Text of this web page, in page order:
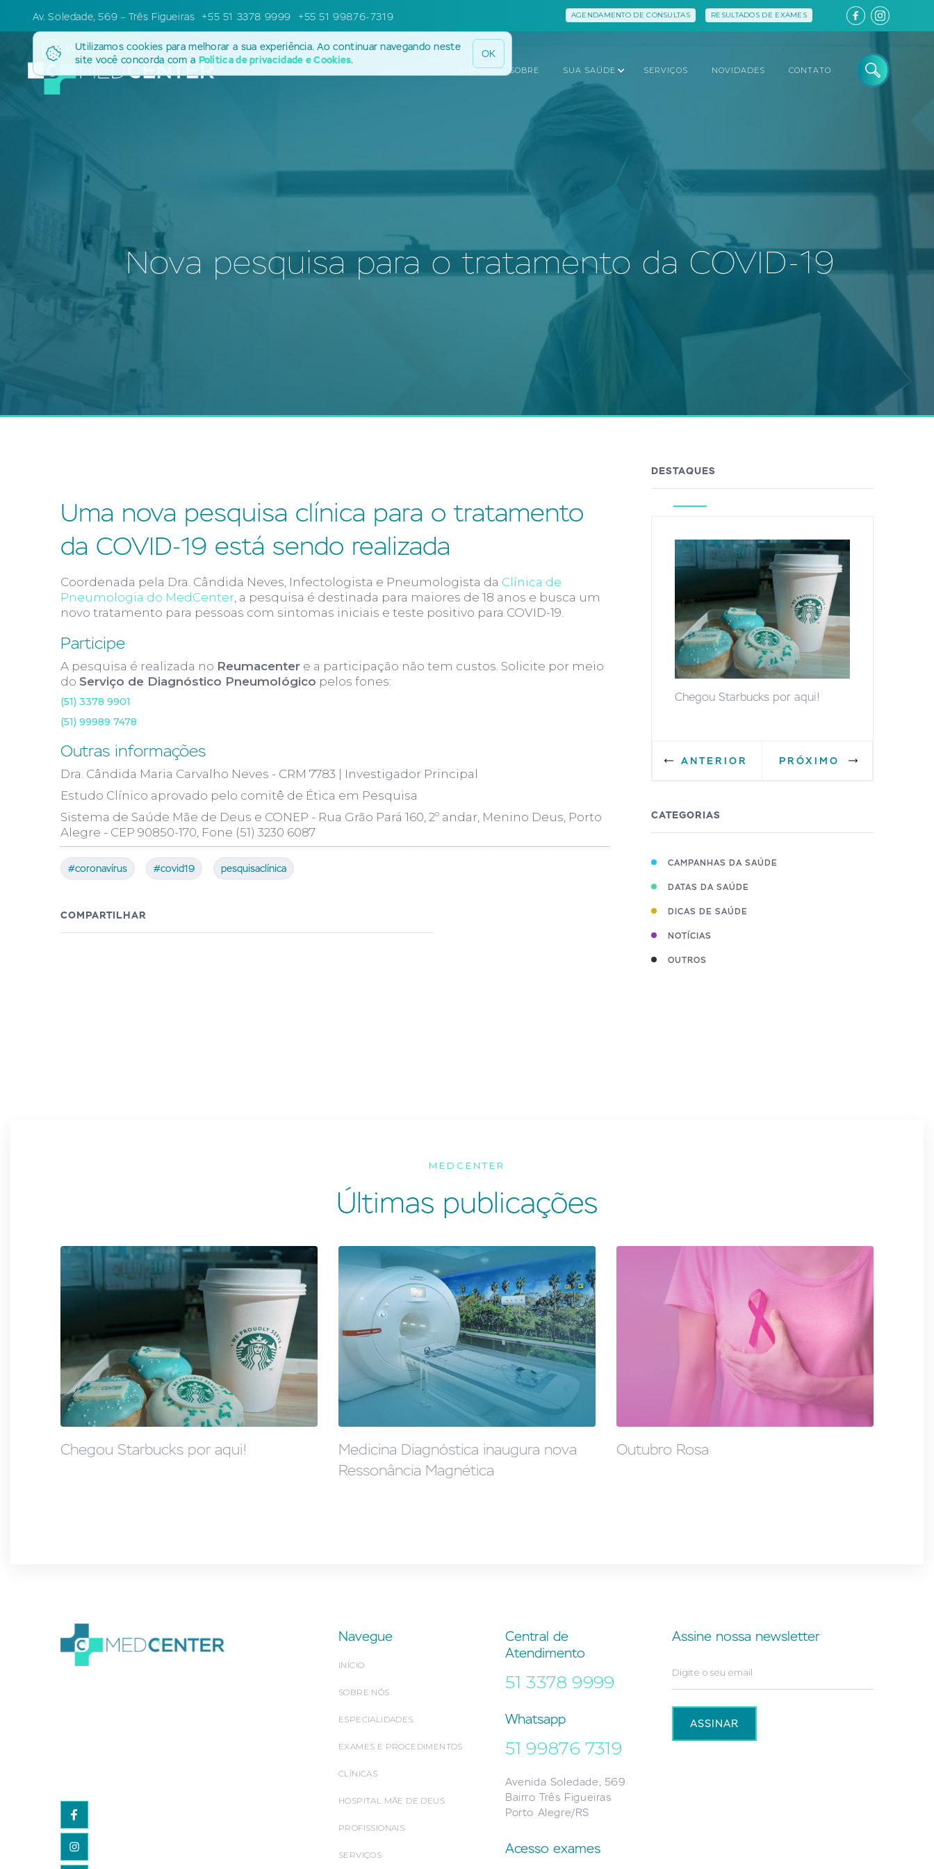
Av. Soledade, 569 – Três Figueiras +55 51 3378 9999 +55 51 99876-7319 RESULTADOS DE EXAMES
AGENDAMENTO DE CONSULTAS
WHATSAPP
Utilizamos cookies para melhorar a sua experiência. Ao continuar navegando neste
site você concorda com a Política de privacidade e Cookies. OK
INÍCIO SOBRE SUA SAÚDE SERVIÇOS NOVIDADES CONTATO
Nova pesquisa para o tratamento da COVID-19
Uma nova pesquisa clínica para o tratamento
da COVID-19 está sendo realizada
Coordenada pela Dra. Cândida Neves, Infectologista e Pneumologista da Clínica de
Pneumologia do MedCenter, a pesquisa é destinada para maiores de 18 anos e busca um
novo tratamento para pessoas com sintomas iniciais e teste positivo para COVID-19.
Participe
A pesquisa é realizada no Reumacenter e a participação não tem custos. Solicite por meio
do Serviço de Diagnóstico Pneumológico pelos fones:
(51) 3378 9901
(51) 99989 7478
Outras informações
Dra. Cândida Maria Carvalho Neves - CRM 7783 | Investigador Principal
Estudo Clínico aprovado pelo comitê de Ética em Pesquisa
Sistema de Saúde Mãe de Deus e CONEP - Rua Grão Pará 160, 2º andar, Menino Deus, Porto
Alegre - CEP 90850-170, Fone (51) 3230 6087
#coronavírus #covid19 pesquisaclínica
COMPARTILHAR
DESTAQUES
Chegou Starbucks por aqui!
ANTERIOR PRÓXIMO
CATEGORIAS
CAMPANHAS DA SAÚDE
DATAS DA SAÚDE
DICAS DE SAÚDE
NOTÍCIAS
OUTROS
MEDCENTER
Últimas publicações
Chegou Starbucks por aqui!
Medicina Diagnóstica inaugura nova
Ressonância Magnética
Outubro Rosa
Navegue
INÍCIO
SOBRE NÓS
ESPECIALIDADES
EXAMES E PROCEDIMENTOS
CLÍNICAS
HOSPITAL MÃE DE DEUS
PROFISSIONAIS
SERVIÇOS
Central de
Atendimento
51 3378 9999
Whatsapp
51 99876 7319
Avenida Soledade, 569
Bairro Três Figueiras
Porto Alegre/RS
Acesso exames
Assine nossa newsletter